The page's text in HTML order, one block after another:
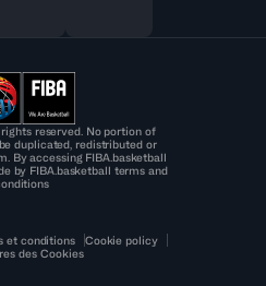
reserved. No portion of
duplicated, redistributed or
By accessing FIBA.basketball
by FIBA.basketball terms and
et conditions
Cookie policy
des Cookies